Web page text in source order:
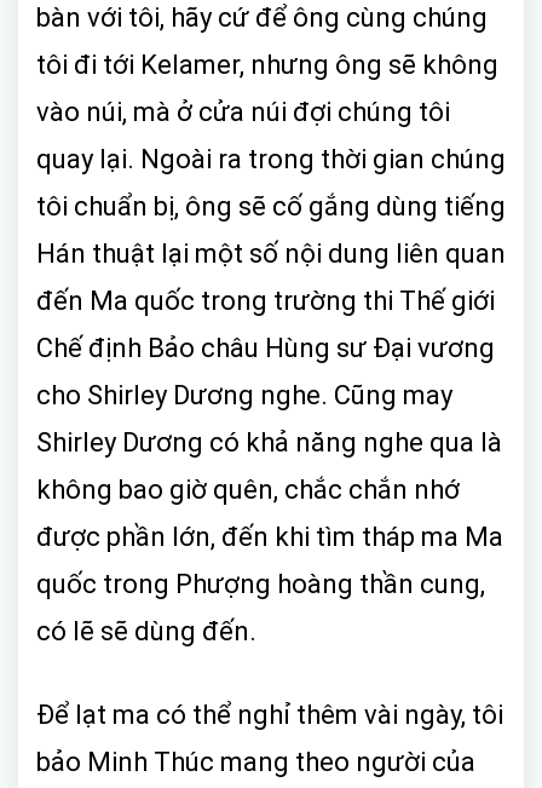
bàn với tôi, hãy cứ để ông cùng chúng
tôi đi tới Kelamer, nhưng ông sẽ không
vào núi, mà ở cửa núi đợi chúng tôi
quay lại. Ngoài ra trong thời gian chúng
tôi chuẩn bị, ông sẽ cố gắng dùng tiếng
Hán thuật lại một số nội dung liên quan
đến Ma quốc trong trường thi Thế giới
Chế định Bảo châu Hùng sư Đại vương
cho Shirley Dương nghe. Cũng may
Shirley Dương có khả năng nghe qua là
không bao giờ quên, chắc chắn nhớ
được phần lớn, đến khi tìm tháp ma Ma
quốc trong Phượng hoàng thần cung,
có lẽ sẽ dùng đến.
Để lạt ma có thể nghỉ thêm vài ngày, tôi
bảo Minh Thúc mang theo người của